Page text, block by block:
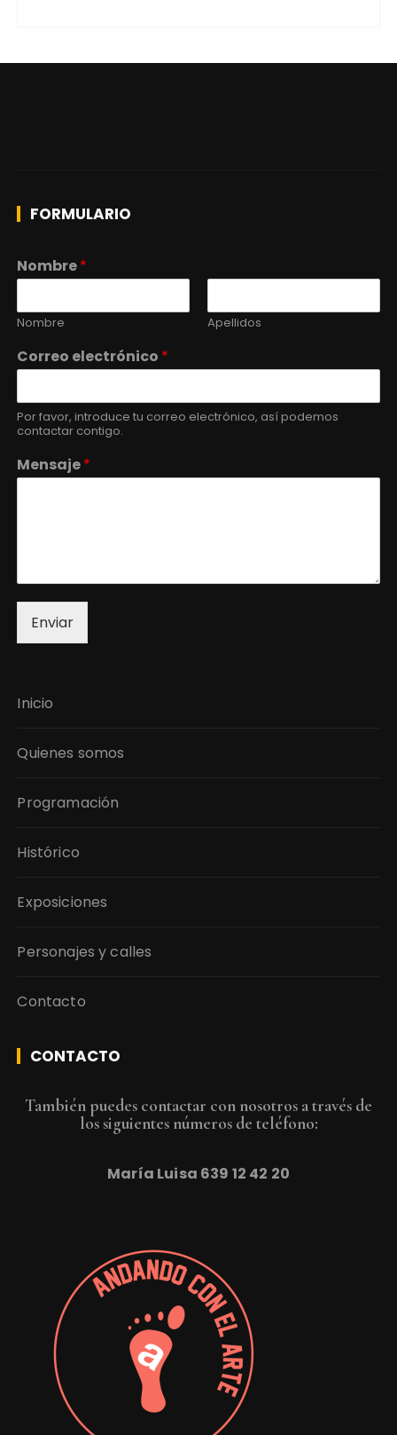
FORMULARIO
Nombre*
Nombre Apellidos
Correo electrónico *
Por favor, introduce tu correo electrónico, así podemos
contactar contigo.
Mensaje*
Enviar
Inicio
Quienes somos
Programación
Histórico
Exposiciones
Personajes y calles
Contacto
CONTACTO
También puedes contactar con nosotros a través de
los siguientes números de teléfono:
María Luisa 639 12 42 20